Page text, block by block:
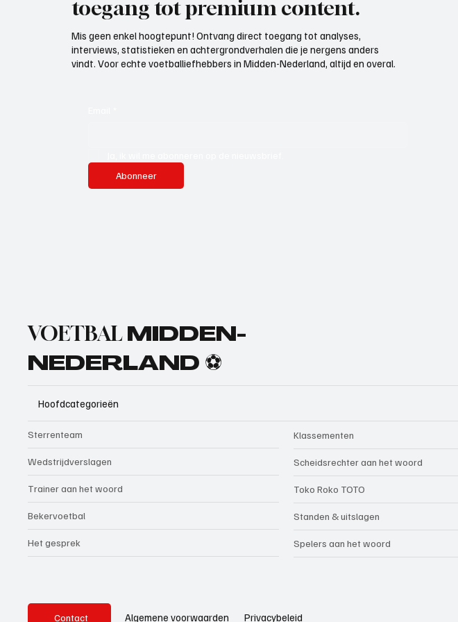
toegang tot premium content.
Mis geen enkel hoogtepunt! Ontvang direct toegang tot analyses,
interviews, statistieken en achtergrondverhalen die je nergens anders
vindt. Voor echte voetballiefhebbers in Midden-Nederland, altijd en overal.
Abonneer
VOETBAL MIDDEN-
NEDERLAND ⚽
Hoofdcategorieën
Sterrenteam
Wedstrijdverslagen
Trainer aan het woord
Bekervoetbal
Het gesprek
Klassementen
Scheidsrechter aan het woord
Toko Roko TOTO
Standen & uitslagen
Spelers aan het woord
Contact Algemene voorwaarden Privacybeleid